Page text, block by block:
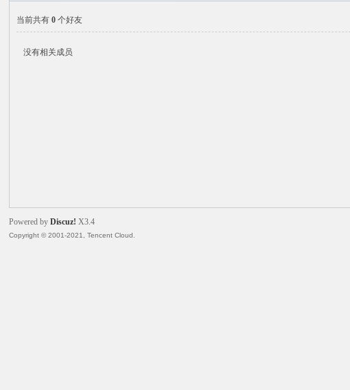
当前共有0 个好友
没有相关成员
Powered byDiscuz! X3.4
Copyright © 2001-2021, Tencent Cloud.